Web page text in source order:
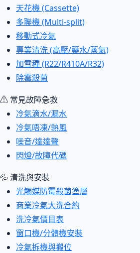
天花機 (Cassette)
多聯機 (Multi-split)
移動式冷氣
專業清洗 (高壓/藥水/蒸氣)
加雪種 (R22/R410A/R32)
除霉殺菌
⚠ 常見故障急救
冷氣滴水/漏水
冷氣唔凍/熱風
噪音/達達聲
閃燈/故障代碼
💦 清洗與安裝
光觸媒防霉殺菌塗層
商業冷氣大洗合約
洗冷氣價目表
窗口機/分體機安裝
冷氣拆機與搬位